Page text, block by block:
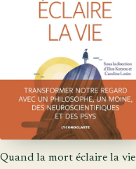
Quand la mort éclaire la vie